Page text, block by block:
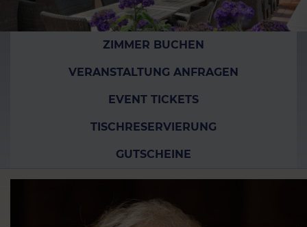
ZIMMER BUCHEN
VERANSTALTUNG ANFRAGEN
EVENT TICKETS
TISCHRESERVIERUNG
GUTSCHEINE